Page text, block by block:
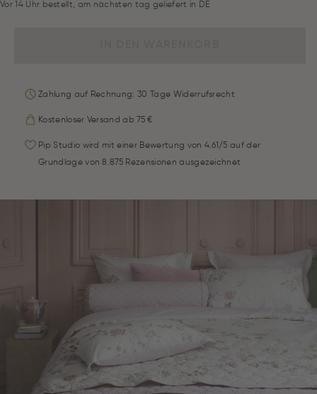
Vor 14 Uhr bestellt, am nächsten tag geliefert in DE
Zahlung auf Rechnung: 30 Tage Widerrufsrecht
Kostenloser Versand ab 75 €
Pip Studio wird mit einer Bewertung von 4.61/5 auf der
Grundlage von 8.875 Rezensionen ausgezeichnet